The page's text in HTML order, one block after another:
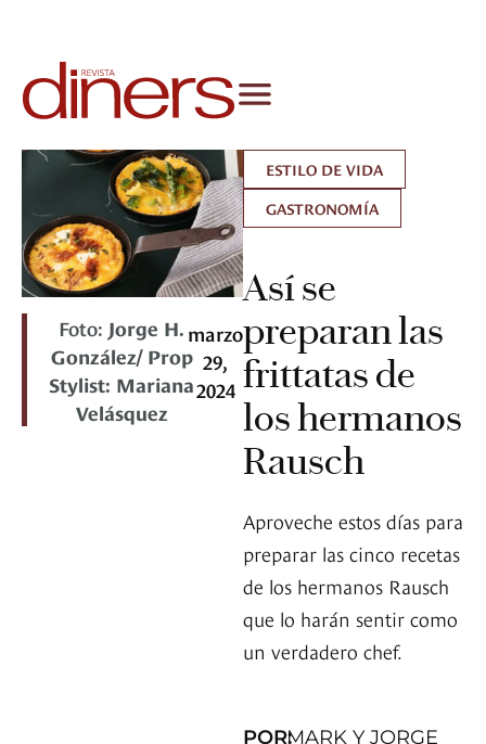
Foto: Jorge H.
González/ Prop
Stylist: Mariana
Velásquez
marzo
29,
2024
ESTILO DE VIDA
GASTRONOMÍA
Así se
preparan las
frittatas de
los hermanos
Rausch
Aproveche estos días para
preparar las cinco recetas
de los hermanos Rausch
que lo harán sentir como
un verdadero chef.
POR:MARK Y JORGE